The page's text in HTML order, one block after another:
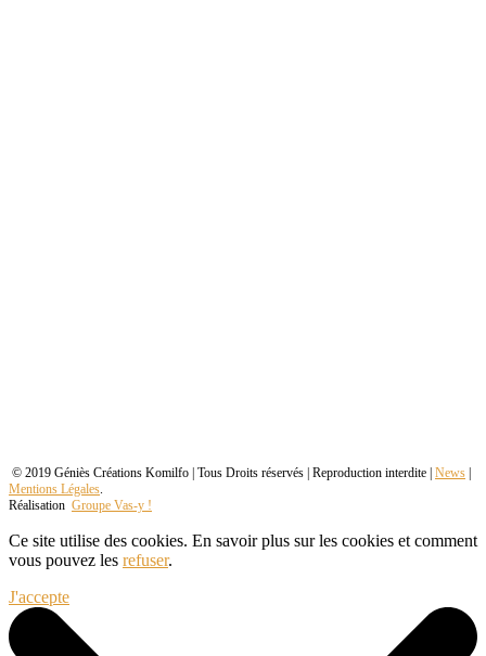
© 2019 Géniès Créations Komilfo | Tous Droits réservés | Reproduction interdite | News
Mentions Légales.
Réalisation Groupe Vas-y !
Ce site utilise des cookies. En savoir plus sur les cookies et comment
vous pouvez les refuser.
J'accepte